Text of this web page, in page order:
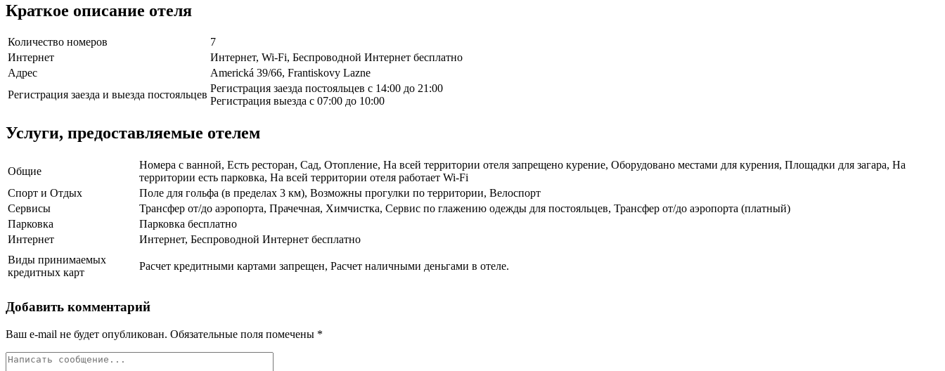
Краткое описание отеля
Количество номеров
7
Интернет
Интернет, Wi-Fi, Беспроводной Интернет бесплатно
Адрес
Americká 39/66, Frantiskovy Lazne
Регистрация заезда и выезда постояльцев
Регистрация заезда постояльцев с 14:00 до 21:00
Регистрация выезда с 07:00 до 10:00
Услуги, предоставляемые отелем
Общие
Номера с ванной, Есть ресторан, Сад, Отопление, На всей территории отеля запрещено курение, Оборудовано местами для курения, Площадки для загара, На
территории есть парковка, На всей территории отеля работает Wi-Fi
Спорт и Отдых
Поле для гольфа (в пределах 3 км), Возможны прогулки по территории, Велоспорт
Сервисы
Трансфер от/до аэропорта, Прачечная, Химчистка, Сервис по глажению одежды для постояльцев, Трансфер от/до аэропорта (платный)
Парковка
Парковка бесплатно
Интернет
Интернет, Беспроводной Интернет бесплатно
Виды принимаемых
кредитных карт
Расчет кредитными картами запрещен, Расчет наличными деньгами в отеле.
Добавить комментарий
Ваш e-mail не будет опубликован. Обязательные поля помечены *